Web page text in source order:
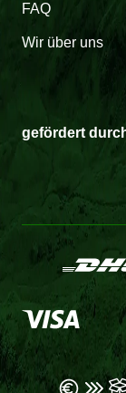
FAQ
Wir über uns
gefördert